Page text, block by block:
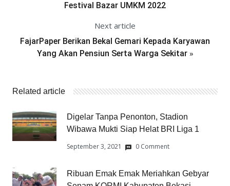
Festival Bazar UMKM 2022
Next article
FajarPaper Berikan Bekal Gemari Kepada Karyawan
Yang Akan Pensiun Serta Warga Sekitar»
Related article
Digelar Tanpa Penonton, Stadion
Wibawa Mukti Siap Helat BRI Liga 1
September 3, 2021 0 Comment
Ribuan Emak Emak Meriahkan Gebyar